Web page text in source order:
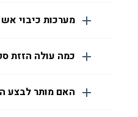
מערכות כיבוי
כמה עולה הזזת
האם מותר לבצע